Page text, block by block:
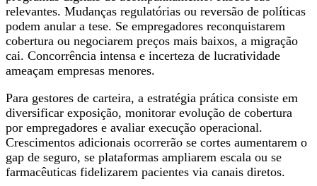
relevantes. Mudanças regulatórias ou reversão de políticas
podem anular a tese. Se empregadores reconquistarem
cobertura ou negociarem preços mais baixos, a migração
cai. Concorrência intensa e incerteza de lucratividade
ameaçam empresas menores.
Para gestores de carteira, a estratégia prática consiste em
diversificar exposição, monitorar evolução de cobertura
por empregadores e avaliar execução operacional.
Crescimentos adicionais ocorrerão se cortes aumentarem o
gap de seguro, se plataformas ampliarem escala ou se
farmacêuticas fidelizarem pacientes via canais diretos.